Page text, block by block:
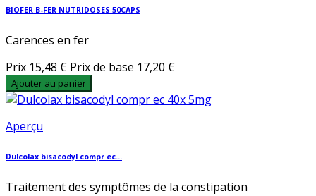
BIOFER B-FER NUTRIDOSES 50CAPS
Carences en fer
Prix 15,48 € Prix de base 17,20 €
Ajouter au panier
Aperçu
Dulcolax bisacodyl compr ec...
Traitement des symptômes de la constipation